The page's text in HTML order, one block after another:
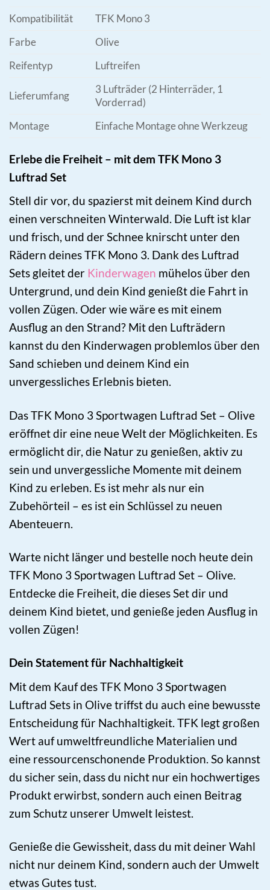
Kompatibilität
TFK Mono 3
Farbe
Olive
Reifentyp
Luftreifen
Lieferumfang
3 Lufträder (2 Hinterräder, 1
Vorderrad)
Montage
Einfache Montage ohne Werkzeug
Erlebe die Freiheit – mit dem TFK Mono 3
Luftrad Set
Stell dir vor, du spazierst mit deinem Kind durch
einen verschneiten Winterwald. Die Luft ist klar
und frisch, und der Schnee knirscht unter den
Rädern deines TFK Mono 3. Dank des Luftrad
Sets gleitet der Kinderwagen mühelos über den
Untergrund, und dein Kind genießt die Fahrt in
vollen Zügen. Oder wie wäre es mit einem
Ausflug an den Strand? Mit den Lufträdern
kannst du den Kinderwagen problemlos über den
Sand schieben und deinem Kind ein
unvergessliches Erlebnis bieten.
Das TFK Mono 3 Sportwagen Luftrad Set – Olive
eröffnet dir eine neue Welt der Möglichkeiten. Es
ermöglicht dir, die Natur zu genießen, aktiv zu
sein und unvergessliche Momente mit deinem
Kind zu erleben. Es ist mehr als nur ein
Zubehörteil – es ist ein Schlüssel zu neuen
Abenteuern.
Warte nicht länger und bestelle noch heute dein
TFK Mono 3 Sportwagen Luftrad Set – Olive.
Entdecke die Freiheit, die dieses Set dir und
deinem Kind bietet, und genieße jeden Ausflug in
vollen Zügen!
Dein Statement für Nachhaltigkeit
Mit dem Kauf des TFK Mono 3 Sportwagen
Luftrad Sets in Olive triffst du auch eine bewusste
Entscheidung für Nachhaltigkeit. TFK legt großen
Wert auf umweltfreundliche Materialien und
eine ressourcenschonende Produktion. So kannst
du sicher sein, dass du nicht nur ein hochwertiges
Produkt erwirbst, sondern auch einen Beitrag
zum Schutz unserer Umwelt leistest.
Genieße die Gewissheit, dass du mit deiner Wahl
nicht nur deinem Kind, sondern auch der Umwelt
etwas Gutes tust.